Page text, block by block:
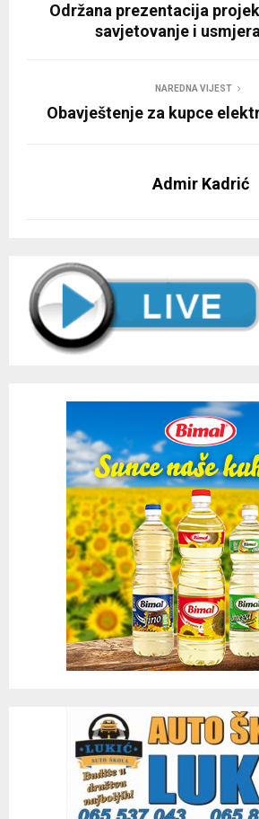
Održana prezentacija
savjetovanje i
NAREDNA VIJEST
Obavještenje za kupce
Admir Kadrić